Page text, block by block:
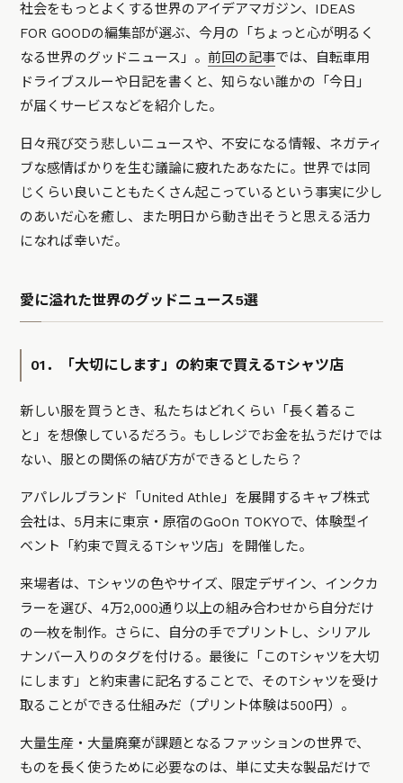
社会をもっとよくする世界のアイデアマガジン、IDEAS
FOR GOODの編集部が選ぶ、今月の「ちょっと心が明るく
なる世界のグッドニュース」。前回の記事では、自転車用
ドライブスルーや日記を書くと、知らない誰かの「今日」
が届くサービスなどを紹介した。
日々飛び交う悲しいニュースや、不安になる情報、ネガティ
ブな感情ばかりを生む議論に疲れたあなたに。世界では同
じくらい良いこともたくさん起こっているという事実に少し
のあいだ心を癒し、また明日から動き出そうと思える活力
になれば幸いだ。
愛に溢れた世界のグッドニュース5選
01．「大切にします」の約束で買えるTシャツ店
新しい服を買うとき、私たちはどれくらい「長く着るこ
と」を想像しているだろう。もしレジでお金を払うだけでは
ない、服との関係の結び方ができるとしたら？
アパレルブランド「United Athle」を展開するキャブ株式
会社は、5月末に東京・原宿のGoOn TOKYOで、体験型イ
ベント「約束で買えるTシャツ店」を開催した。
来場者は、Tシャツの色やサイズ、限定デザイン、インクカ
ラーを選び、4万2,000通り以上の組み合わせから自分だけ
の一枚を制作。さらに、自分の手でプリントし、シリアル
ナンバー入りのタグを付ける。最後に「このTシャツを大切
にします」と約束書に記名することで、そのTシャツを受け
取ることができる仕組みだ（プリント体験は500円）。
大量生産・大量廃棄が課題となるファッションの世界で、
ものを長く使うために必要なのは、単に丈夫な製品だけで